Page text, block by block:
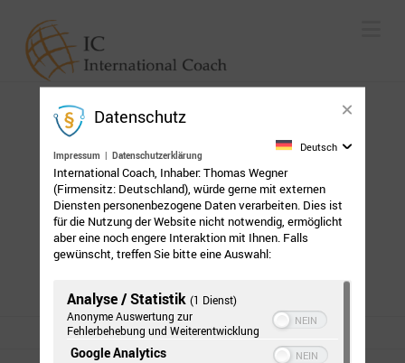
Vielleicht selbst Coach werden?
27. MÄRZ 2015
Hello world!
7. MÄRZ 2015
Datenschutz
Impressum | Datenschutzerklärung
Deutsch
International Coach, Inhaber: Thomas Wegner
(Firmensitz: Deutschland), würde gerne mit externen
Diensten personenbezogene Daten verarbeiten. Dies ist
für die Nutzung der Website nicht notwendig, ermöglicht
aber eine noch engere Interaktion mit Ihnen. Falls
gewünscht, treffen Sie bitte eine Auswahl:
Analyse / Statistik (1 Dienst)
Anonyme Auswertung zur
Fehlerbehebung und Weiterentwicklung
Google Analytics